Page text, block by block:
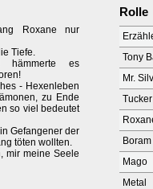
Roxane nur
Tiefe.
hämmerte es
- Hexenleben
zu Ende
so viel bedeutet
Gefangener der
töten wollten.
mir meine Seele
Rolle
Tony
Mr.
Boram
Mago
Metal